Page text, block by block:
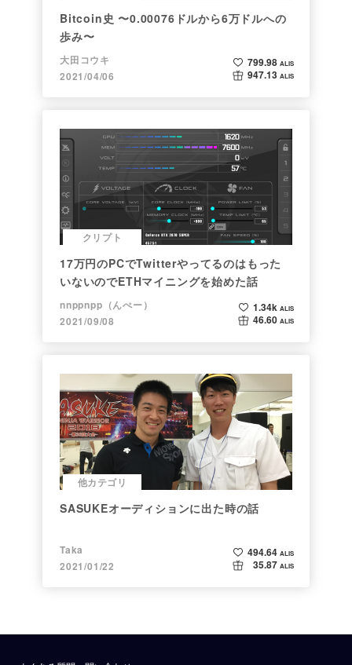
Bitcoin史 〜0.00076ドルから6万ドルへの
歩み〜
大田コウキ
2021/04/06
799.98 ALIS
947.13 ALIS
クリプト
17万円のPCでTwitterやってるのはもった
いないのでETHマイニングを始めた話
nnppnpp（んぺー）
2021/09/08
1.34k ALIS
46.60 ALIS
他カテゴリ
SASUKEオーディションに出た時の話
Taka
2021/01/22
494.64 ALIS
35.87 ALIS